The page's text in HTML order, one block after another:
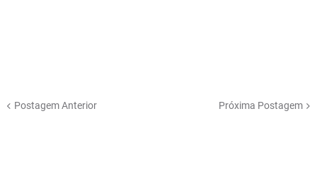
Postagem Anterior Próxima Postagem